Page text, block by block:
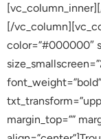
[/
color=”#000000″
margin_top=””